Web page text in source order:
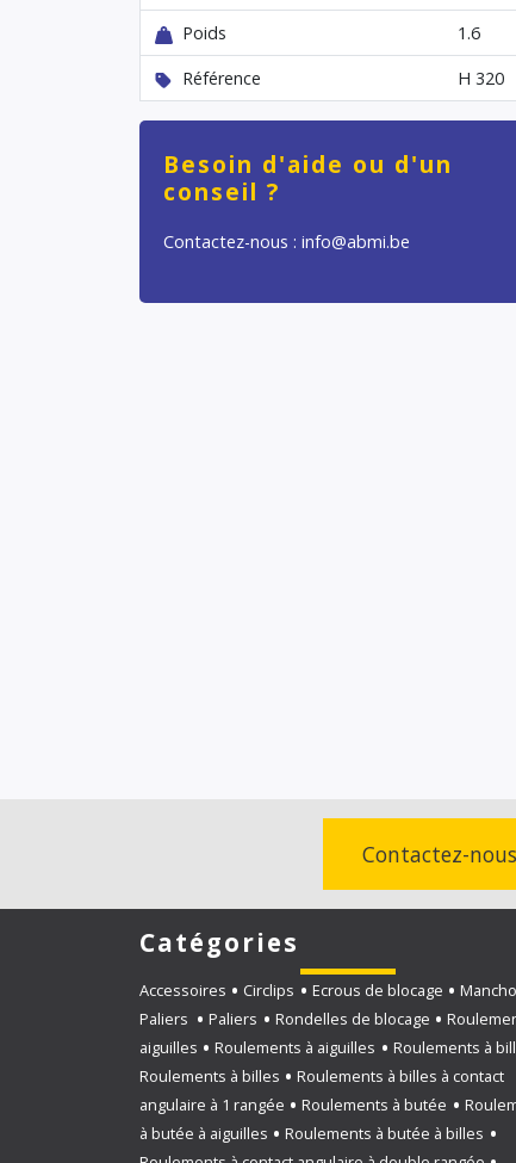
Poids
1.6
Référence
H 320
Besoin d'aide ou d'un
conseil ?
Contactez-nous : info@abmi.be
Contactez-nous
Catégories
Accessoires Circlips Ecrous de blocage
Paliers
Paliers Rondelles de blocage
aiguilles
Roulements à aiguilles
Roulements à
Roulements à billes
Roulements à billes à contact
angulaire à 1 rangée
Roulements à butée
à butée à aiguilles
Roulements à butée à billes